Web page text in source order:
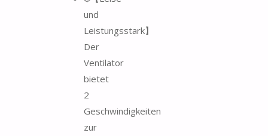
und
Leistungsstark】
Der
Ventilator
bietet
2
Geschwindigkeiten
zur